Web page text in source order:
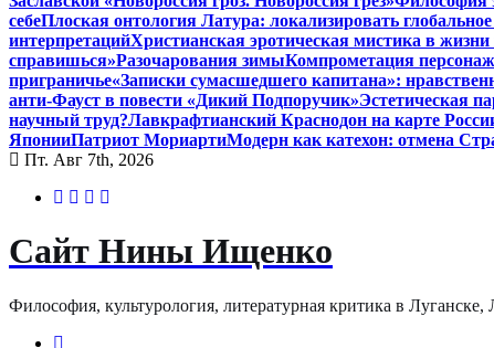
себеПлоская онтология Латура: локализировать
интерпретацийХристианская эротическая мистика в
справишься»Разочарования зимыКомпрометация
приграничье«Записки сумасшедшего капитана»:
анти-Фауст в повести «Дикий Подпоручик»Эстетическая
научный труд?Лавкрафтианский Краснодон на карте
ЯпонииПатриот МориартиМодерн как катехон: отмена
Пт. Авг 7th, 2026
Сайт Нины Ищенко
Философия, культурология, литературная критика в